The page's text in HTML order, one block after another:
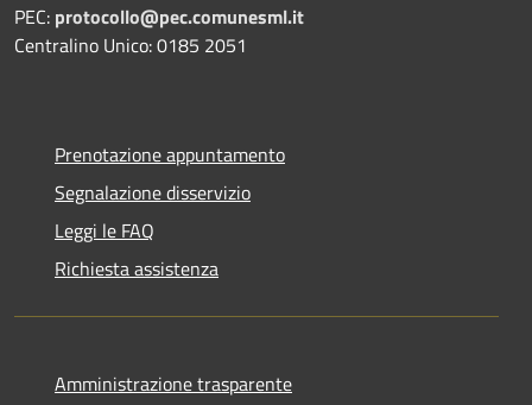
PEC: protocollo@pec.comunesml.it
Centralino Unico: 0185 2051
Prenotazione appuntamento
Segnalazione disservizio
Leggi le FAQ
Richiesta assistenza
Amministrazione trasparente